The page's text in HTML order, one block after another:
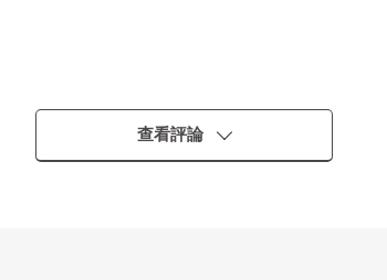
查看評論